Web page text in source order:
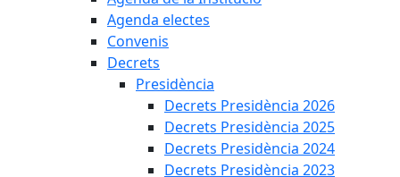
Agenda electes
Convenis
Decrets
Presidència
Decrets Presidència 2026
Decrets Presidència 2025
Decrets Presidència 2024
Decrets Presidència 2023